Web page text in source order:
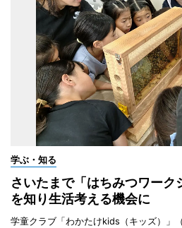
学ぶ・知る
さいたまで「はちみつワー
を知り生活考える機会に
学童クラブ「わかたけkids（キッズ）」